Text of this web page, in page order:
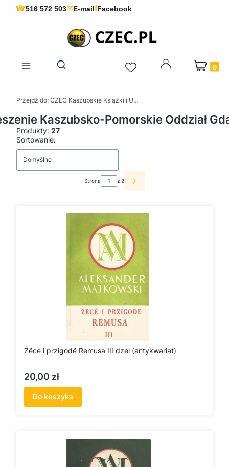
☎516 572 503✉E-mailfFacebook
Otwórz wyszukiwarkę
Produkty
Przejdź do: CZEC Kaszubskie Książki i Upominki - Pamiątki z Kaszub
Kaszubsko-Pomorskie Oddział
Produkty: 27
Lista produktów
Sortowanie:
Domyślne
Strona z 2 Następne produkty
Żëcé i przigódë Remusa III dzel (antykwariat)
Cena
20,00 zł
Do koszyka